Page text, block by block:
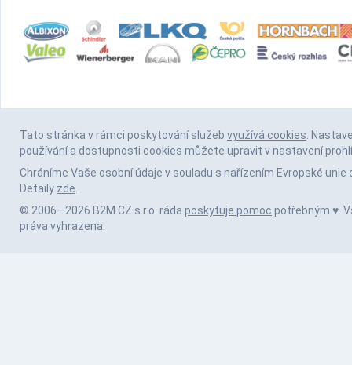
Tato stránka v rámci poskytování služeb využívá cookies.
používání a dostupnosti cookies můžete upravit v nastavení
Chráníme Vaše osobní údaje v souladu s nařízením Evropské unie
Detaily zde.
© 2006—2026 B2M.CZ s.r.o. ráda poskytuje pomoc potřebným ♥️.
práva vyhrazena.